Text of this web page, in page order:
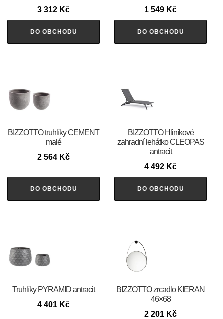
3 312 Kč
DO OBCHODU
1 549 Kč
DO OBCHODU
BIZZOTTO truhlíky CEMENT
malé
2 564 Kč
DO OBCHODU
BIZZOTTO Hliníkové
zahradní lehátko CLEOPAS
antracit
4 492 Kč
DO OBCHODU
Truhlíky PYRAMID antracit
4 401 Kč
BIZZOTTO zrcadlo KIERAN
46×68
2 201 Kč